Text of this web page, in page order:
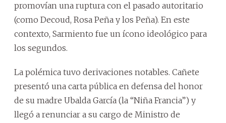
promovían una ruptura con el pasado autoritario
(como Decoud, Rosa Peña y los Peña). En este
contexto, Sarmiento fue un ícono ideológico para
los segundos.
La polémica tuvo derivaciones notables. Cañete
presentó una carta pública en defensa del honor
de su madre Ubalda García (la “Niña Francia”) y
llegó a renunciar a su cargo de Ministro de